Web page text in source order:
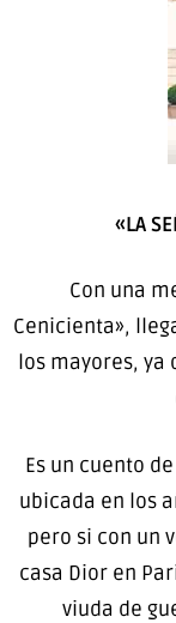
«LA
Con una
Cenicienta»,
los mayores,
Es un cuento
ubicada en los
pero si con un
casa Dior en
viuda de